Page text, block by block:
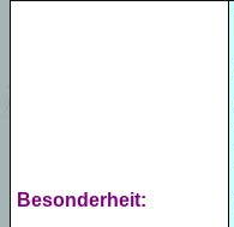
Besonderheit: